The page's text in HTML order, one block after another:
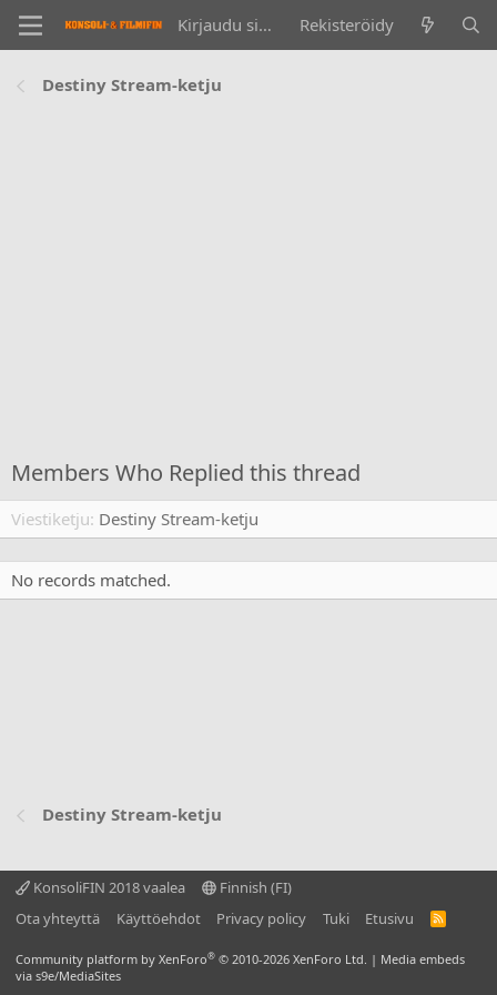
Kirjaudu sisään Rekisteröidy
Destiny Stream-ketju
Members Who Replied this thread
Viestiketju Destiny Stream-ketju
No records matched.
Destiny Stream-ketju
KonsoliFIN 2018 vaalea
Finnish (FI)
Ota yhteyttä
Käyttöehdot Privacy policy Tuki Etusivu
R
Community platform by XenForo® © 2010-2026 XenForo Ltd. | Media embeds
via s9e/MediaSites